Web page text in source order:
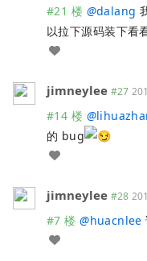
#21 楼 @dalang
以拉下源码装下看
jimneylee #27
#14 楼 @
的 bug
jimneylee #28
#7 楼 @huacnlee